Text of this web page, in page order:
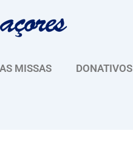
MISSAS DONATIVOS